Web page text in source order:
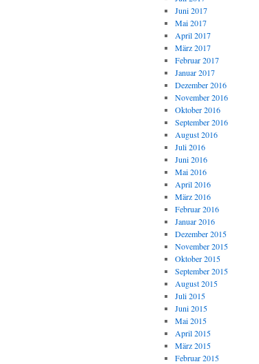
Juni 2017
Mai 2017
April 2017
März 2017
Februar 2017
Januar 2017
Dezember 2016
November 2016
Oktober 2016
September 2016
August 2016
Juli 2016
Juni 2016
Mai 2016
April 2016
März 2016
Februar 2016
Januar 2016
Dezember 2015
November 2015
Oktober 2015
September 2015
August 2015
Juli 2015
Juni 2015
Mai 2015
April 2015
März 2015
Februar 2015